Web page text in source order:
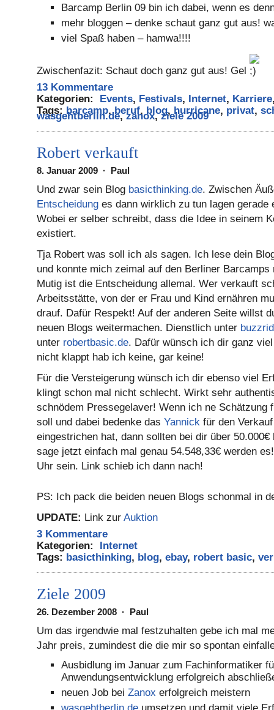
Barcamp Berlin 09 bin ich dabei, wenn es
mehr bloggen – denke schaut ganz gut aus!
viel Spaß haben – hamwa!!!!
Zwischenfazit: Schaut doch ganz gut aus! Gel
13 Kommentare
Kategorien: Events, Festivals, Internet, Karriere
Tags: barcamp,beruf, blog, hurricane, privat,
wasgehtberlin.de,zanox,ziele 2009
Robert verkauft
8. Januar 2009 · Paul
Und zwar sein Blog basicthinking.de. Zwischen
Entscheidung es dann wirklich zu tun lagen gerade
Wobei er selber schreibt, dass die Idee in seinem
existiert.
Tja Robert was soll ich als sagen. Ich lese dein
und konnte mich zeimal auf den Berliner
Mutig ist die Entscheidung allemal. Wer verkauft
Arbeitsstätte, von der er Frau und Kind ernähren
drauf. Dafür Respekt! Auf der anderen Seite willst
neuen Blogs weitermachen. Dienstlich unter
unter robertbasic.de. Dafür wünsch ich dir ganz
nicht klappt hab ich keine, gar keine!
Für die Versteigerung wünsch ich dir ebenso viel
klingt schon mal nicht schlecht. Wirkt sehr
schnödem Pressegelaver! Wenn ich ne Schätzung
soll und dabei bedenke das Yannick für den
eingestrichen hat, dann sollten bei dir über
sage jetzt einfach mal genau 54.548,33€ werden
Uhr sein. Link schieb ich dann nach!
PS: Ich pack die beiden neuen Blogs schonmal in
UPDATE: Link zur Auktion
3 Kommentare
Kategorien: Internet
Tags: basicthinking, blog, ebay, robert basic,
Ziele 2009
26. Dezember 2008 · Paul
Um das irgendwie mal festzuhalten gebe ich mal
Jahr preis, zumindest die die mir so spontan
Ausbidlung im Januar zum Fachinformatiker
Anwendungsentwicklung erfolgreich
neuen Job bei Zanox erfolgreich meistern